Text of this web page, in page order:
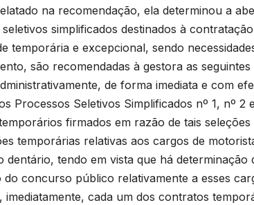
na recomendação, ela determinou a
simplificados destinados à
temporária e excepcional, sendo
são recomendadas à gestora as seguintes
de forma imediata e com
Processos Seletivos Simplificados nº 1, nº
firmados em razão de tais
temporárias relativas aos cargos de
dentário, tendo em vista que há
do concurso público relativamente a esses
imediatamente, cada um dos contratos